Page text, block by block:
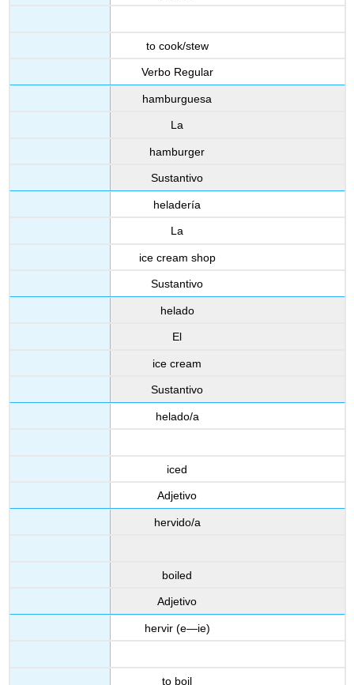
to cook/stew
Verbo Regular
hamburguesa
La
hamburger
Sustantivo
heladería
La
ice cream shop
Sustantivo
helado
El
ice cream
Sustantivo
helado/a
iced
Adjetivo
hervido/a
boiled
Adjetivo
hervir (e—ie)
to boil